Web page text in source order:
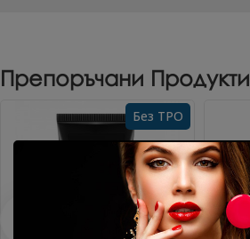
Препоръчани Продукти
Без TPO